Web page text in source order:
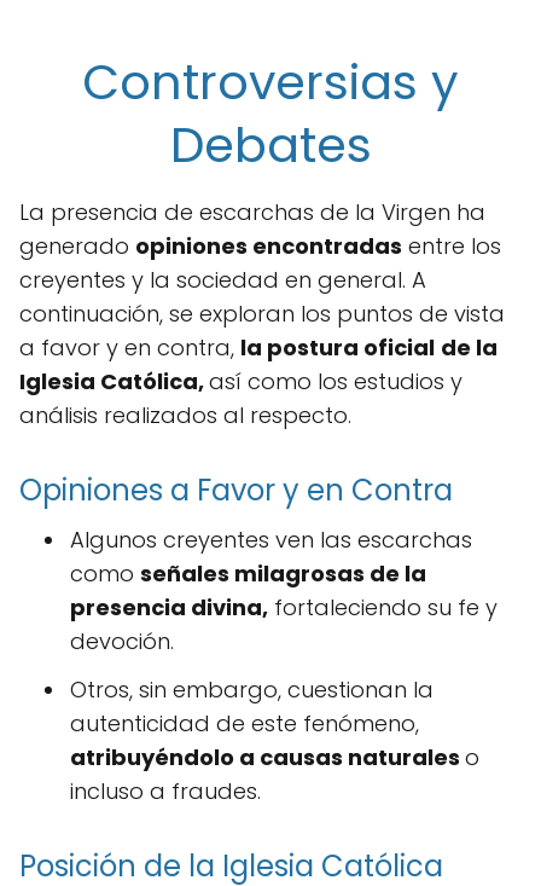
Controversias y
Debates
La presencia de escarchas de la Virgen ha
generado opiniones encontradas entre los
creyentes y la sociedad en general. A
continuación, se exploran los puntos de vista
a favor y en contra, la postura oficial de la
Iglesia Católica,así como los estudios y
análisis realizados al respecto.
Opiniones a Favor y en Contra
Algunos creyentes ven las escarchas
como señales milagrosas de la
presencia divina, fortaleciendo su fe y
devoción.
Otros, sin embargo, cuestionan la
autenticidad de este fenómeno,
atribuyéndolo a causas naturales o
incluso a fraudes.
Posición de la Iglesia Católica